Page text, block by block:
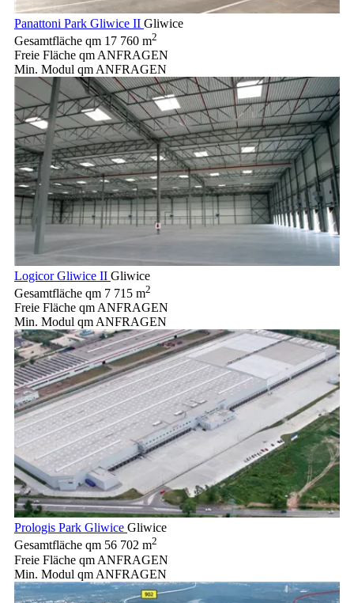
Panattoni Park Gliwice II Gliwice
Gesamtfläche qm 17 760 m2
Freie Fläche qm ANFRAGEN
Min. Modul qm ANFRAGEN
Logicor Gliwice II Gliwice
Gesamtfläche qm 7 715 m2
Freie Fläche qm ANFRAGEN
Min. Modul qm ANFRAGEN
Prologis Park Gliwice Gliwice
Gesamtfläche qm 56 702 m2
Freie Fläche qm ANFRAGEN
Min. Modul qm ANFRAGEN